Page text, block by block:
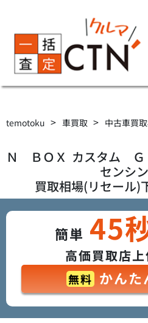
temotoku > 車買取 > 中古車買
Ｎ ＢＯＸ カスタム
センシ
買取相場(リセール)
簡単 45
高価買取店
無料 かんた